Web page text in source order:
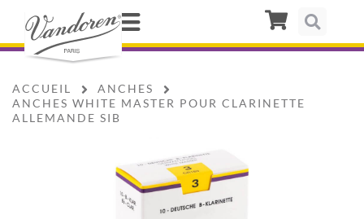
ACCUEIL
ANCHES
ANCHES WHITE MASTER POUR CLARINETTE
ALLEMANDE SIB